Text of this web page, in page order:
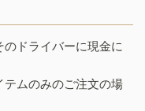
ドライバーに現金に
ムのみのご注文の場